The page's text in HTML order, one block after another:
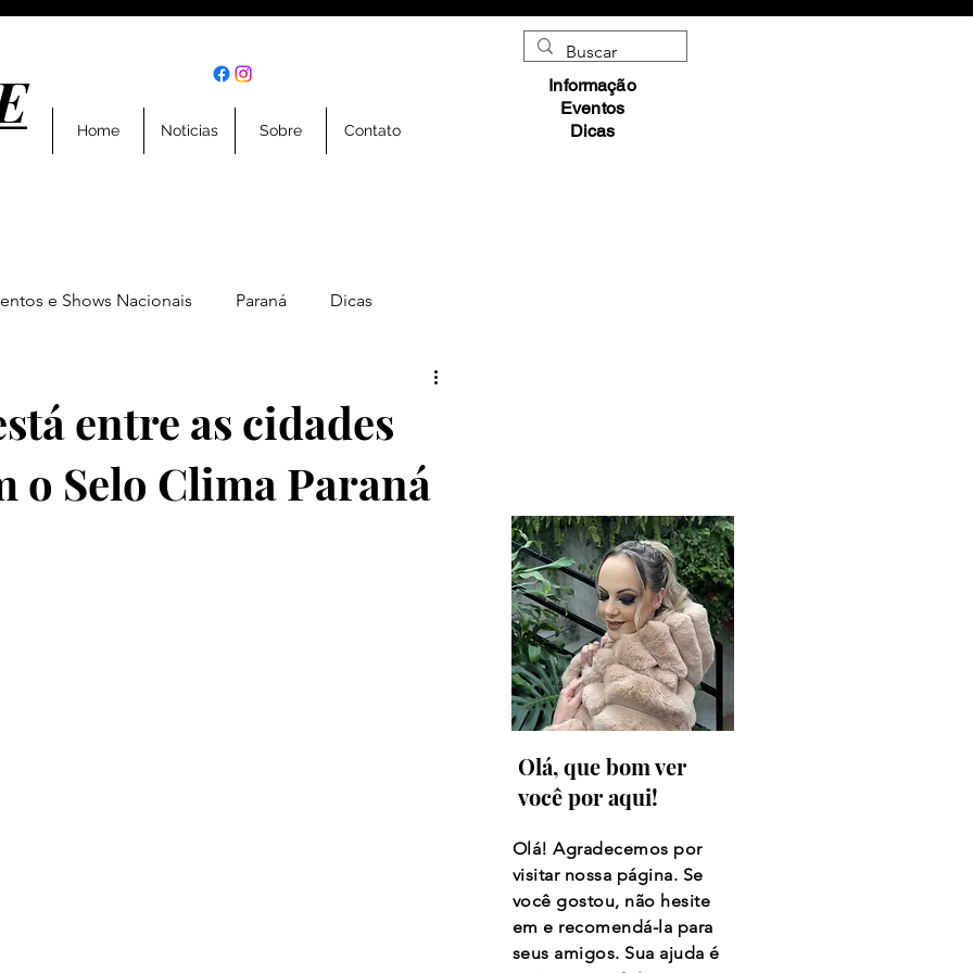
Home Noticias Sobre Contato
Informação
Eventos
Dicas
e Shows Nacionais Paraná Dicas
entre as cidades
o Selo Clima Paraná
Olá, que bom ver
você por aqui!
Olá! Agradecemos por
visitar nossa página. Se
você gostou, não hesite
em e recomendá-la para
seus amigos. Sua ajuda é